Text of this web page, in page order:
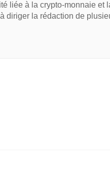
liée à la crypto-monnaie
diriger la rédaction de